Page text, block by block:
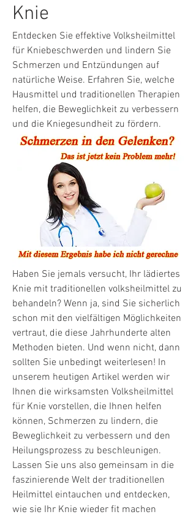
Knie
Entdecken Sie effektive Volksheilmittel
für Kniebeschwerden und lindern Sie
Schmerzen und Entzündungen auf
natürliche Weise. Erfahren Sie, welche
Hausmittel und traditionellen Therapien
helfen, die Beweglichkeit zu verbessern
und die Kniegesundheit zu fördern.
Haben Sie jemals versucht, Ihr lädiertes
Knie mit traditionellen volksheilmittel zu
behandeln? Wenn ja, sind Sie sicherlich
schon mit den vielfältigen Möglichkeiten
vertraut, die diese Jahrhunderte alten
Methoden bieten. Und wenn nicht, dann
sollten Sie unbedingt weiterlesen! In
unserem heutigen Artikel werden wir
Ihnen die wirksamsten Volksheilmittel
für Knie vorstellen, die Ihnen helfen
können, Schmerzen zu lindern, die
Beweglichkeit zu verbessern und den
Heilungsprozess zu beschleunigen.
Lassen Sie uns also gemeinsam in die
faszinierende Welt der traditionellen
Heilmittel eintauchen und entdecken,
wie sie Ihr Knie wieder fit machen